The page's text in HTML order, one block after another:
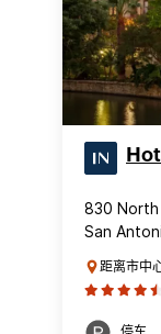
830 North
San
距离市中